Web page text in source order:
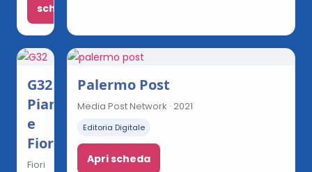
scheda
G32
Piante
e
Fiori
Fiori
Palermo Post
Media Post Network · 2021
Editoria Digitale
Apri scheda